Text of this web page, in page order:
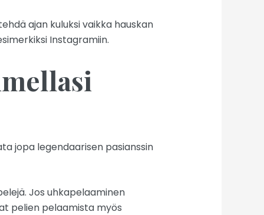
ajan kuluksi vaikka hauskan
Instagramiin.
jopa legendaarisen pasianssin
Jos uhkapelaaminen
pelien pelaamista myös